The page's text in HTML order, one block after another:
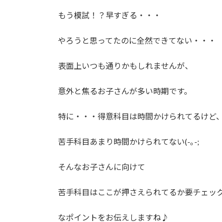
もう模試！？早すぎる・・・
やろうと思ってたのに全然できてない・・・
表面上いつも通りかもしれませんが、
意外と焦るお子さんが多い時期です。
特に・・・得意科目は時間かけられてるけど
苦手科目あまり時間かけられてない(-｡-;
そんなお子さんに向けて
苦手科目はここが押さえられてるか要チェッ
なポイントをお伝えしますね♪